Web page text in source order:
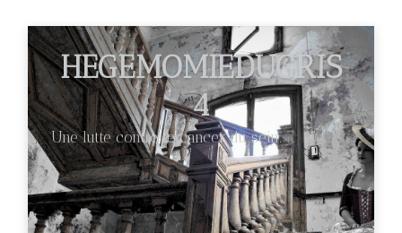
HEGEMOMIEDUGRIS
4
Une lutte contre le cancer du sein.
€89